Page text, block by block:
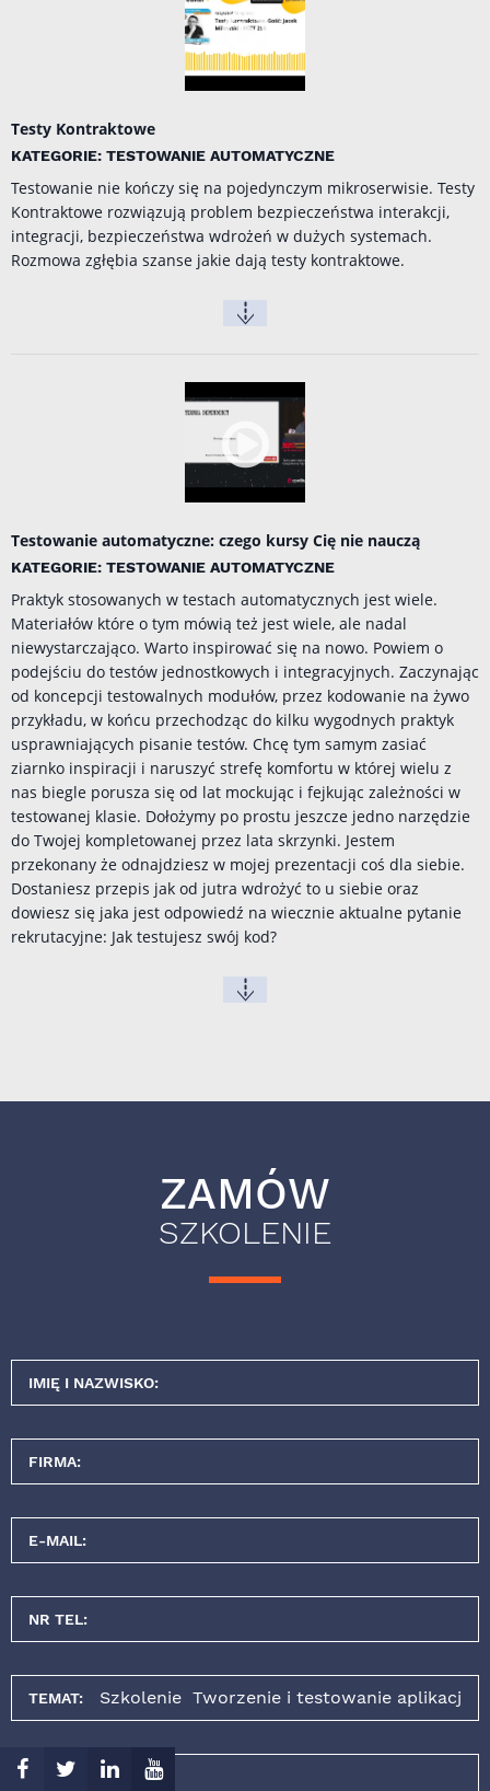
Testy Kontraktowe
KATEGORIE: TESTOWANIE AUTOMATYCZNE
Testowanie nie kończy się na pojedynczym mikroserwisie. Testy
Kontraktowe rozwiązują problem bezpieczeństwa interakcji,
integracji, bezpieczeństwa wdrożeń w dużych systemach.
Rozmowa zgłębia szanse jakie dają testy kontraktowe.
Testowanie automatyczne: czego kursy Cię nie nauczą
KATEGORIE: TESTOWANIE AUTOMATYCZNE
Praktyk stosowanych w testach automatycznych jest wiele.
Materiałów które o tym mówią też jest wiele, ale nadal
niewystarczająco. Warto inspirować się na nowo. Powiem o
podejściu do testów jednostkowych i integracyjnych. Zaczynając
od koncepcji testowalnych modułów, przez kodowanie na żywo
przykładu, w końcu przechodząc do kilku wygodnych praktyk
usprawniających pisanie testów. Chcę tym samym zasiać
ziarnko inspiracji i naruszyć strefę komfortu w której wielu z
nas biegle porusza się od lat mockując i fejkując zależności w
testowanej klasie. Dołożymy po prostu jeszcze jedno narzędzie
do Twojej kompletowanej przez lata skrzynki. Jestem
przekonany że odnajdziesz w mojej prezentacji coś dla siebie.
Dostaniesz przepis jak od jutra wdrożyć to u siebie oraz
dowiesz się jaka jest odpowiedź na wiecznie aktualne pytanie
rekrutacyjne: Jak testujesz swój kod?
ZAMÓW
SZKOLENIE
IMIĘ I NAZWISKO:
FIRMA:
E-MAIL:
NR TEL:
TEMAT:
WIADOMOŚĆ: